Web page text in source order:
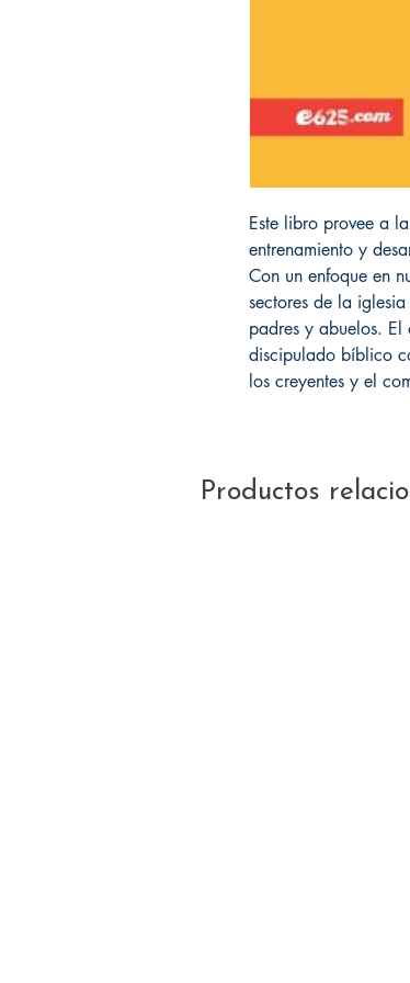
Este libro provee a
entrenamiento y
Con un enfoque en
sectores de la
padres y abuelos.
discipulado bíblico
los creyentes y el
Productos